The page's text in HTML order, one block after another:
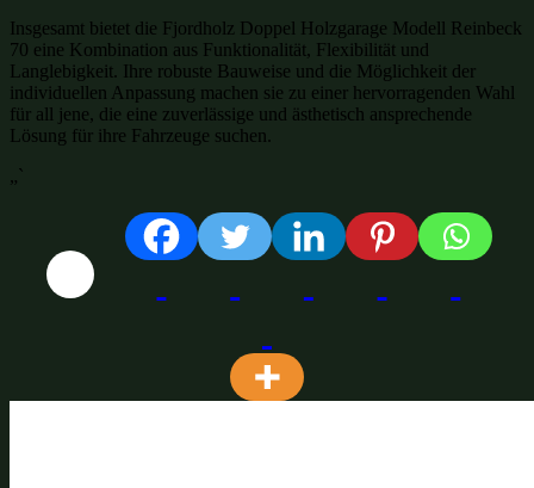
Insgesamt bietet die Fjordholz Doppel Holzgarage Modell Reinbeck
70 eine Kombination aus Funktionalität, Flexibilität und
Langlebigkeit. Ihre robuste Bauweise und die Möglichkeit der
individuellen Anpassung machen sie zu einer hervorragenden Wahl
für all jene, die eine zuverlässige und ästhetisch ansprechende
Lösung für ihre Fahrzeuge suchen.
„`